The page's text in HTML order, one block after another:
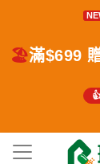
🏖️滿$699